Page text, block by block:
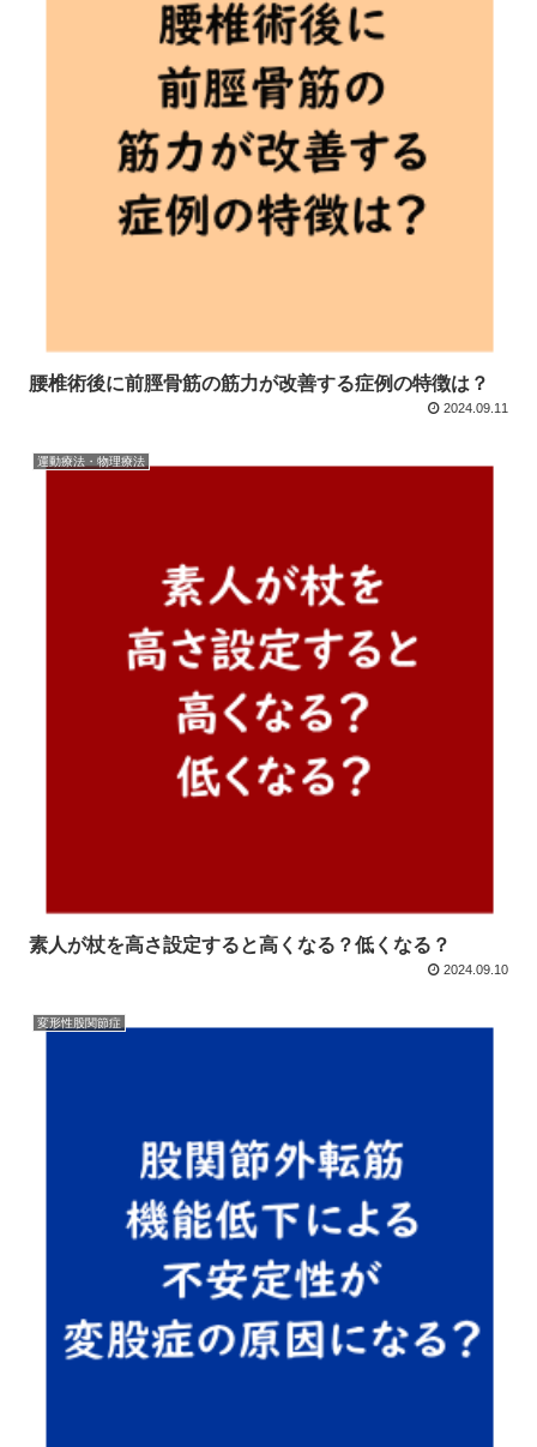
腰椎術後に前脛骨筋の筋力が改善する症例の特徴は？
2024.09.11
運動療法・物理療法
素人が杖を高さ設定すると高くなる？低くなる？
2024.09.10
変形性股関節症